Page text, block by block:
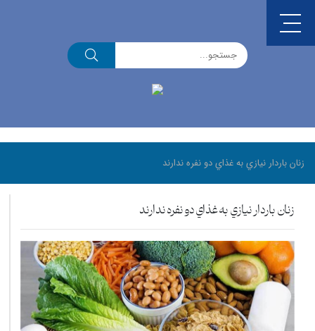
زنان باردار نيازي به غذاي دو نفره ندارند
زنان باردار نيازي به غذاي دو نفره ندارند